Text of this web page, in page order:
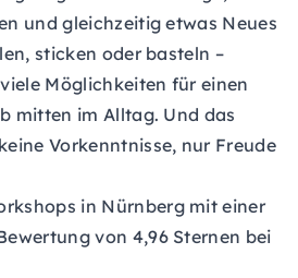
und gleichzeitig etwas Neues
sticken oder basteln –
Möglichkeiten für einen
mitten im Alltag. Und das
Vorkenntnisse, nur Freude
in Nürnberg mit einer
von 4,96 Sternen bei